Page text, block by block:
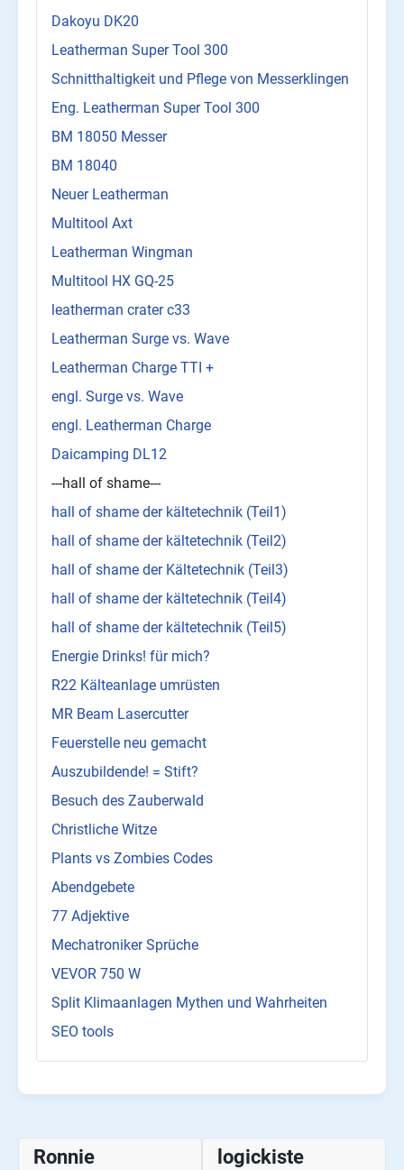
Dakoyu DK20
Leatherman Super Tool 300
Schnitthaltigkeit und Pflege von Messerklingen
Eng. Leatherman Super Tool 300
BM 18050 Messer
BM 18040
Neuer Leatherman
Multitool Axt
Leatherman Wingman
Multitool HX GQ-25
leatherman crater c33
Leatherman Surge vs. Wave
Leatherman Charge TTI +
engl. Surge vs. Wave
engl. Leatherman Charge
Daicamping DL12
---hall of shame---
hall of shame der kältetechnik (Teil1)
hall of shame der kältetechnik (Teil2)
hall of shame der Kältetechnik (Teil3)
hall of shame der kältetechnik (Teil4)
hall of shame der kältetechnik (Teil5)
Energie Drinks! für mich?
R22 Kälteanlage umrüsten
MR Beam Lasercutter
Feuerstelle neu gemacht
Auszubildende! = Stift?
Besuch des Zauberwald
Christliche Witze
Plants vs Zombies Codes
Abendgebete
77 Adjektive
Mechatroniker Sprüche
VEVOR 750 W
Split Klimaanlagen Mythen und Wahrheiten
SEO tools
Ronnie logickiste